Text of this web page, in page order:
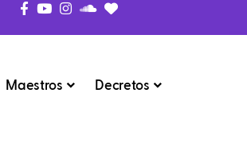
Maestros Decretos